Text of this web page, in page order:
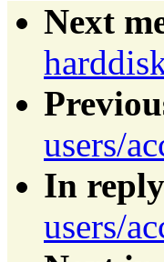
Next
users/
In
users/